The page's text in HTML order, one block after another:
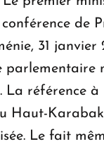
conférence de
31 janvier
parlementaire
La référence à
Haut-
Le fait